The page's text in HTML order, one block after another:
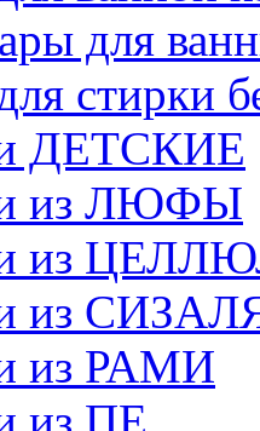
для
стирки
ДЕТСКИЕ
из ЛЮФЫ
из
из
из РАМИ